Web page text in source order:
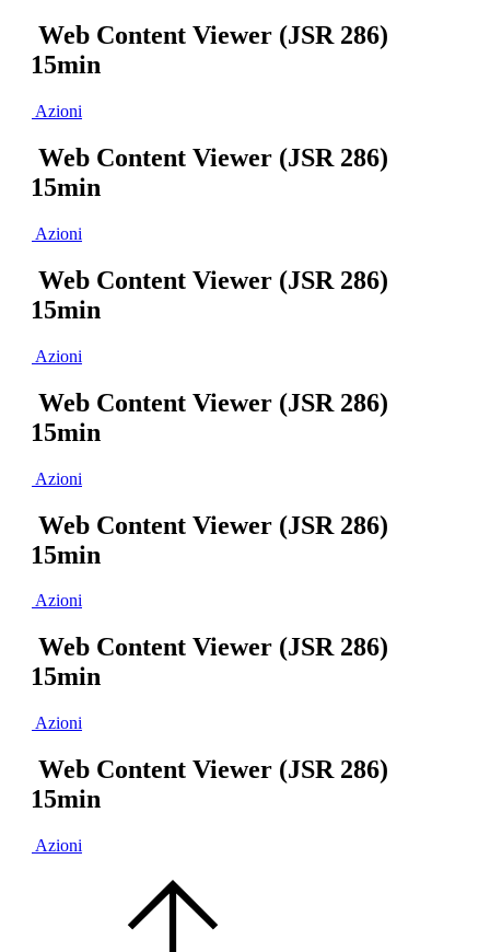
Web Content Viewer (JSR 286)
15min
Azioni
Web Content Viewer (JSR 286)
15min
Azioni
Web Content Viewer (JSR 286)
15min
Azioni
Web Content Viewer (JSR 286)
15min
Azioni
Web Content Viewer (JSR 286)
15min
Azioni
Web Content Viewer (JSR 286)
15min
Azioni
Web Content Viewer (JSR 286)
15min
Azioni